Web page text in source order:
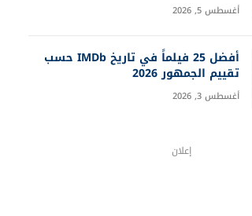
أغسطس 5, 2026
أفضل 25 فيلماً في تاريخ IMDb حسب
تقييم الجمهور 2026
أغسطس 3, 2026
إعلان